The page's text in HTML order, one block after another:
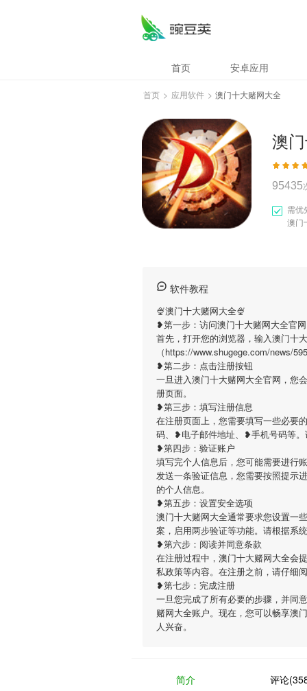
首页 安卓应用
首页 > 应用软件 > 澳门十大赌网大全
澳
95435
需优
澳门
软件教程
🍨澳门十大赌网大全🍨
❥第一步：访问澳门十大赌网大全官网
首先，打开您的浏览器，输入澳门十
（https://www.shugege.com/news/
❥第二步：点击注册按钮
一旦进入澳门十大赌网大全官网，您
册页面。
❥第三步：填写注册信息
在注册页面上，您需要填写一些必要
码、❥电子邮件地址、❥手机号码等。
❥第四步：验证账户
填写完个人信息后，您可能需要进行
发送一条验证信息，您需要按照提示
的个人信息。
❥第五步：设置安全选项
澳门十大赌网大全通常要求您设置一
案，启用两步验证等功能。请根据系
❥第六步：阅读并同意条款
在注册过程中，澳门十大赌网大全会
私政策等内容。在注册之前，请仔细
❥第七步：完成注册
一旦您完成了所有必要的步骤，并同
赌网大全账户。现在，您可以畅享澳
人兴奋。
简介 评论